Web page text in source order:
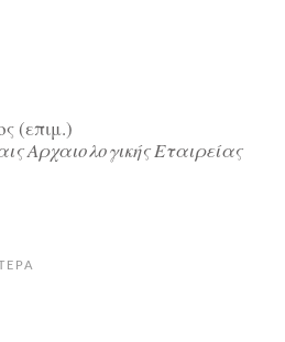
(επιμ.)
Aρχαιολογικής Eταιρείας